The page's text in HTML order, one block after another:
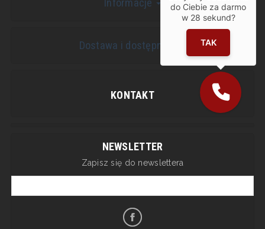
Informacje
Dostawa i dostępność
KONTAKT
NEWSLETTER
Zapisz się do newslettera
do Ciebie za darmo
w 28 sekund?
TAK